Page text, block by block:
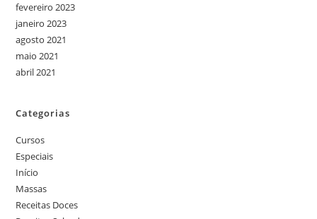
fevereiro 2023
janeiro 2023
agosto 2021
maio 2021
abril 2021
Categorias
Cursos
Especiais
Início
Massas
Receitas Doces